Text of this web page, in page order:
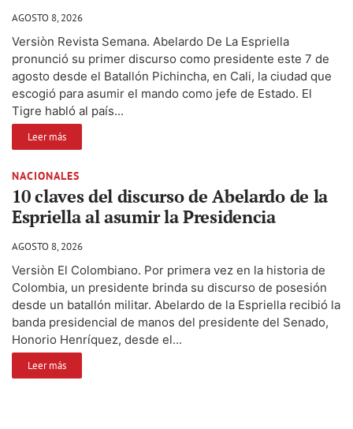
AGOSTO 8, 2026
Versiòn Revista Semana. Abelardo De La Espriella
pronunció su primer discurso como presidente este 7 de
agosto desde el Batallón Pichincha, en Cali, la ciudad que
escogió para asumir el mando como jefe de Estado. El
Tigre habló al país...
Leer más
NACIONALES
10 claves del discurso de Abelardo de la
Espriella al asumir la Presidencia
AGOSTO 8, 2026
Versiòn El Colombiano. Por primera vez en la historia de
Colombia, un presidente brinda su discurso de posesión
desde un batallón militar. Abelardo de la Espriella recibió la
banda presidencial de manos del presidente del Senado,
Honorio Henríquez, desde el...
Leer más